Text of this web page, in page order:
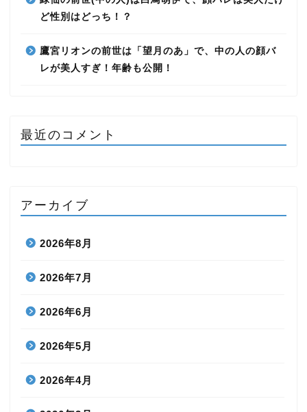
ど性別はどっち！？
鷹宮リオンの前世は「望月のあ」で、中の人の顔バ
レが美人すぎ！年齢も公開！
最近のコメント
アーカイブ
2026年8月
2026年7月
2026年6月
2026年5月
2026年4月